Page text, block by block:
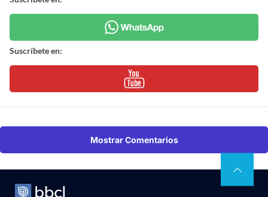
Suscríbete en:
Mostrar Comentarios